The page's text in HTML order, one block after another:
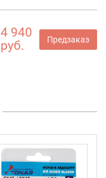
4 940
руб.
Предзаказ